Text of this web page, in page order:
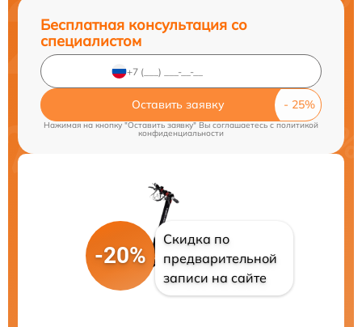
Бесплатная консультация со
специалистом
Оставить заявку
Нажимая на кнопку "Оставить заявку" Вы соглашаетесь cполитикой
конфиденциальности
-20%
Скидка по
предварительной
записи на сайте